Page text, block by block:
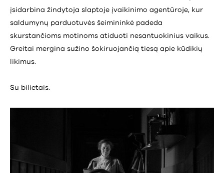
įsidarbina žindytoja slaptoje įvaikinimo agentūroje, kur
saldumynų parduotuvės šeimininkė padeda
skurstančioms motinoms atiduoti nesantuokinius vaikus.
Greitai mergina sužino šokiruojančią tiesą apie kūdikių
likimus.
Su bilietais.